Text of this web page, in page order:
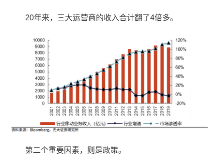
20年来，三大运营商的收入合计翻了4倍多。
第二个重要因素，则是政策。